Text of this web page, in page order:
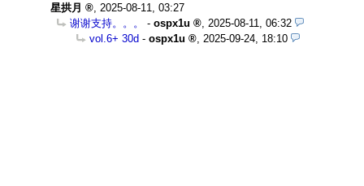
星拱月
2025-08-11, 03:27
谢谢支持。。。
- ospx1u
2025-08-11, 06:32
vol.6+ 30d - ospx1u 2025-09-24, 18:10